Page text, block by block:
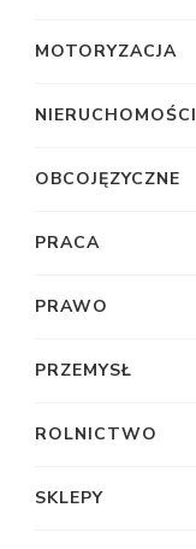
MOTORYZACJA
NIERUCHOMOŚCI
OBCOJĘZYCZNE
PRACA
PRAWO
PRZEMYSŁ
ROLNICTWO
SKLEPY